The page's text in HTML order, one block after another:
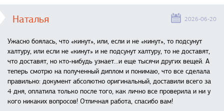
Наталья 2026-06-20
Ужасно боялась, что «кинут», или, если и не «кинут», то подсунут
халтуру, или если не «кинут» и не подсунут халтуру, то не доставят,
что доставят, но кто-нибудь узнает...и еще тысячи других вещей. А
теперь смотрю на полученный диплом и понимаю, что все сделала
правильно: документ абсолютно оригинальный, доставили всего за
4 дня, оплатила только после того, как лично все проверила и ни у
кого никаких вопросов! Отличная работа, спасибо вам!